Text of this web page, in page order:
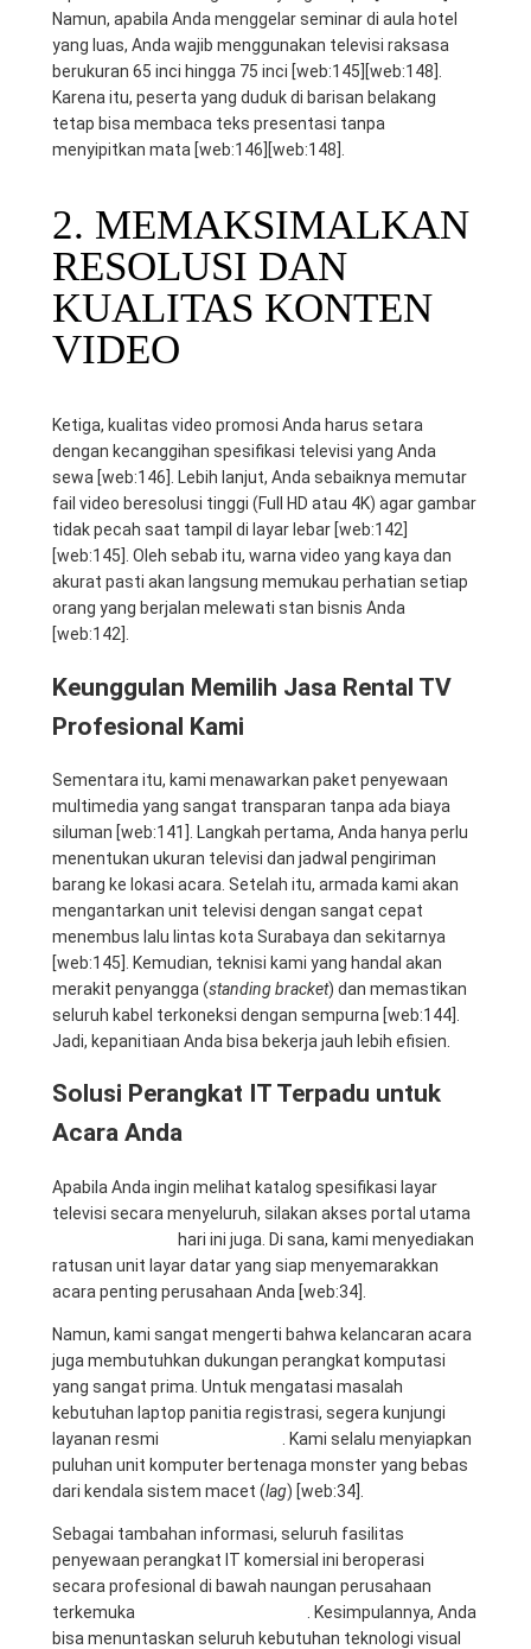
Namun, apabila Anda menggelar seminar di aula hotel
yang luas, Anda wajib menggunakan televisi raksasa
berukuran 65 inci hingga 75 inci [web:145][web:148].
Karena itu, peserta yang duduk di barisan belakang
tetap bisa membaca teks presentasi tanpa
menyipitkan mata [web:146][web:148].
2. MEMAKSIMALKAN
RESOLUSI DAN
KUALITAS KONTEN
VIDEO
Ketiga, kualitas video promosi Anda harus setara
dengan kecanggihan spesifikasi televisi yang Anda
sewa [web:146]. Lebih lanjut, Anda sebaiknya memutar
fail video beresolusi tinggi (Full HD atau 4K) agar gambar
tidak pecah saat tampil di layar lebar [web:142]
[web:145]. Oleh sebab itu, warna video yang kaya dan
akurat pasti akan langsung memukau perhatian setiap
orang yang berjalan melewati stan bisnis Anda
[web:142].
Keunggulan Memilih Jasa Rental TV
Profesional Kami
Sementara itu, kami menawarkan paket penyewaan
multimedia yang sangat transparan tanpa ada biaya
siluman [web:141]. Langkah pertama, Anda hanya perlu
menentukan ukuran televisi dan jadwal pengiriman
barang ke lokasi acara. Setelah itu, armada kami akan
mengantarkan unit televisi dengan sangat cepat
menembus lalu lintas kota Surabaya dan sekitarnya
[web:145]. Kemudian, teknisi kami yang handal akan
merakit penyangga (standing bracket) dan memastikan
seluruh kabel terkoneksi dengan sempurna [web:144].
Jadi, kepanitiaan Anda bisa bekerja jauh lebih efisien.
Solusi Perangkat IT Terpadu untuk
Acara Anda
Apabila Anda ingin melihat katalog spesifikasi layar
televisi secara menyeluruh, silakan akses portal utama
hari ini juga. Di sana, kami menyediakan
ratusan unit layar datar yang siap menyemarakkan
acara penting perusahaan Anda [web:34].
Namun, kami sangat mengerti bahwa kelancaran acara
juga membutuhkan dukungan perangkat komputasi
yang sangat prima. Untuk mengatasi masalah
kebutuhan laptop panitia registrasi, segera kunjungi
layanan resmi
. Kami selalu menyiapkan
puluhan unit komputer bertenaga monster yang bebas
dari kendala sistem macet (lag) [web:34].
Sebagai tambahan informasi, seluruh fasilitas
penyewaan perangkat IT komersial ini beroperasi
secara profesional di bawah naungan perusahaan
terkemuka
. Kesimpulannya, Anda
bisa menuntaskan seluruh kebutuhan teknologi visual